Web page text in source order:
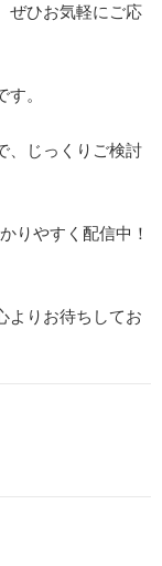
ぜひお気軽にご応
。
、じっくりご検討
りやすく配信中！
よりお待ちしてお